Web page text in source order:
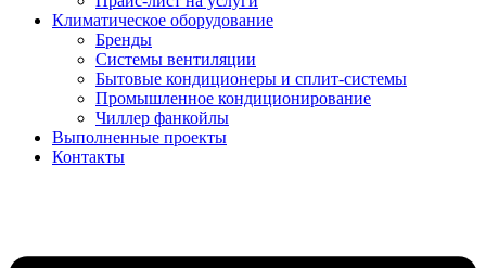
Климатическое оборудование
Бренды
Системы вентиляции
Бытовые кондиционеры и сплит-системы
Промышленное кондиционирование
Чиллер фанкойлы
Выполненные проекты
Контакты